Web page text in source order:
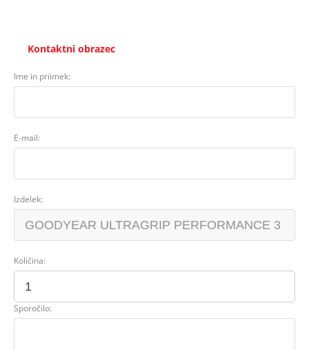
Kontaktni obrazec
Ime in priimek:
E-mail:
Izdelek:
Količina:
Sporočilo: